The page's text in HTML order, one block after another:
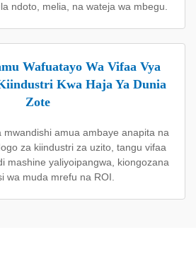
ndoto, melia, na wateja wa mbegu.
Wafuatayo Wa Vifaa Vya
Kwa Haja Ya Dunia
Zote
mwandishi amua ambaye anapita na
za kiindustri za uzito, tangu vifaa
mashine yaliyoipangwa, kiongozana
wa muda mrefu na ROI.